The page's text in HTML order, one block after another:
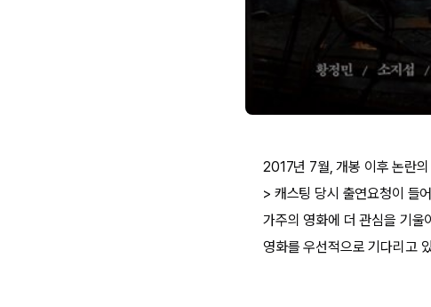
2017년 7월, 개봉 이후 논란
> 캐스팅 당시 출연요청이 들
가주의 영화에 더 관심을 기
영화를 우선적으로 기다리고